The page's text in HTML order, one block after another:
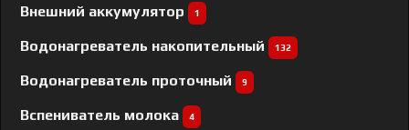
Внешний аккумулятор 1
Водонагреватель накопительный 132
Водонагреватель проточный 9
Вспениватель молока 4